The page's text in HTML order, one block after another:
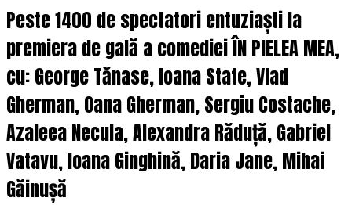
Peste 1400 de spectatori entuziaști la
premiera de gală a comediei ÎN PIELEA MEA,
cu: George Tănase, Ioana State, Vlad
Gherman, Oana Gherman, Sergiu Costache,
Azaleea Necula, Alexandra Răduță, Gabriel
Vatavu, Ioana Ginghină, Daria Jane, Mihai
Găinușă